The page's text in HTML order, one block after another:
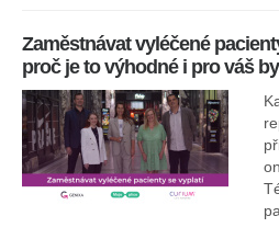
Zaměstnávat vyléčené
proč je to výhodné i pro váš